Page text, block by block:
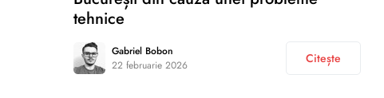
tehnice
Gabriel Bobon
22 februarie 2026
Citește